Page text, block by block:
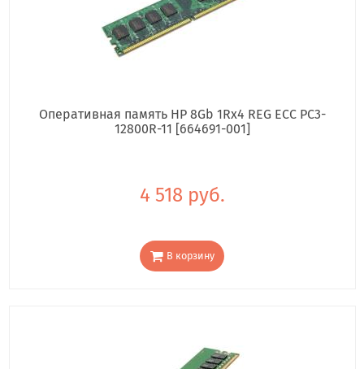
Оперативная память HP 8Gb 1Rx4 REG ECC PC3-
12800R-11 [664691-001]
4 518 руб.
В корзину